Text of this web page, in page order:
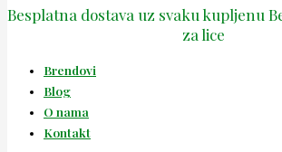
Besplatna dostava uz svaku kupljenu
za lice
Brendovi
Blog
O nama
Kontakt